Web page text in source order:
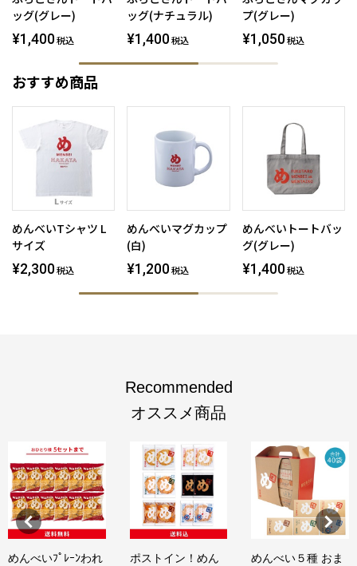
ッグ(グレー)
¥1,400 税込
ッグ(ナチュラル)
¥1,400 税込
プ(グレー)
¥1,050 税込
おすすめ商品
めんべいTシャツ L
サイズ
¥2,300 税込
めんべいマグカップ
(白)
¥1,200 税込
めんべいトートバッ
グ(グレー)
¥1,400 税込
Recommended
オススメ商品
めんべいﾌﾟﾚｰﾝわれ
ポストイン！めん
めんべい５種 おま